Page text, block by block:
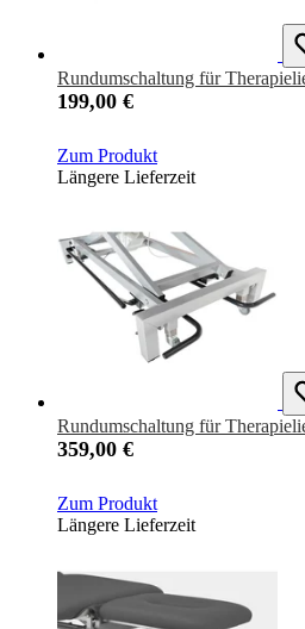
Rundumschaltung für
199,00 €
Zum Produkt
Längere Lieferzeit
Rundumschaltung für
359,00 €
Zum Produkt
Längere Lieferzeit